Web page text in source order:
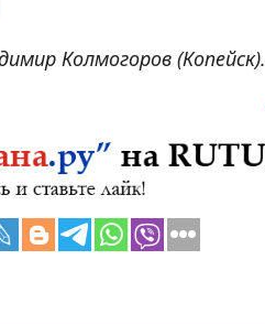
Колмогоров (Копейск).